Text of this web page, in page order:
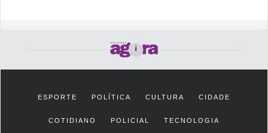
ESPORTE POLÍTICA CULTURA CIDADE
COTIDIANO POLICIAL TECNOLOGIA